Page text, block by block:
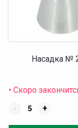
Насадка №
• Скоро
-
+